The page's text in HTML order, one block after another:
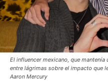
El influencer mexicano, que
entre lágrimas sobre el impacto que
Aaron Mercury